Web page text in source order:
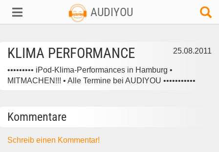
AUDIYOU
25.08.2011
KLIMA PERFORMANCE
••••••••• iPod-Klima-Performances in Hamburg •
MITMACHEN!!! • Alle Termine bei AUDIYOU •••••••••••
Kommentare
Schreib einen Kommentar!